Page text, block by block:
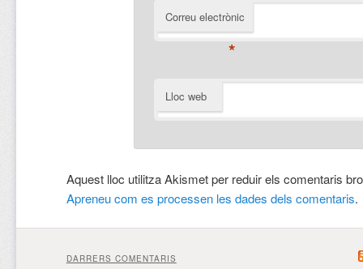
Correu electrònic
*
Lloc web
Aquest lloc utilitza Akismet per reduir els comentaris
Apreneu com es processen les dades dels comentaris.
DARRERS COMENTARIS